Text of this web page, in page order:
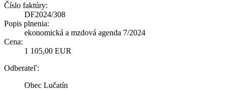
Číslo faktúry:
DF2024/308
Popis plnenia:
ekonomická a mzdová agenda 7/2024
Cena:
1 105,00 EUR
Odberateľ:
Obec Lučatín